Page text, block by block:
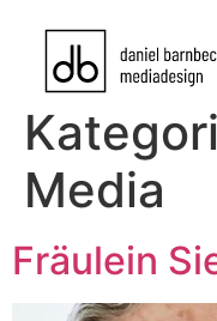
Media
Fräulein